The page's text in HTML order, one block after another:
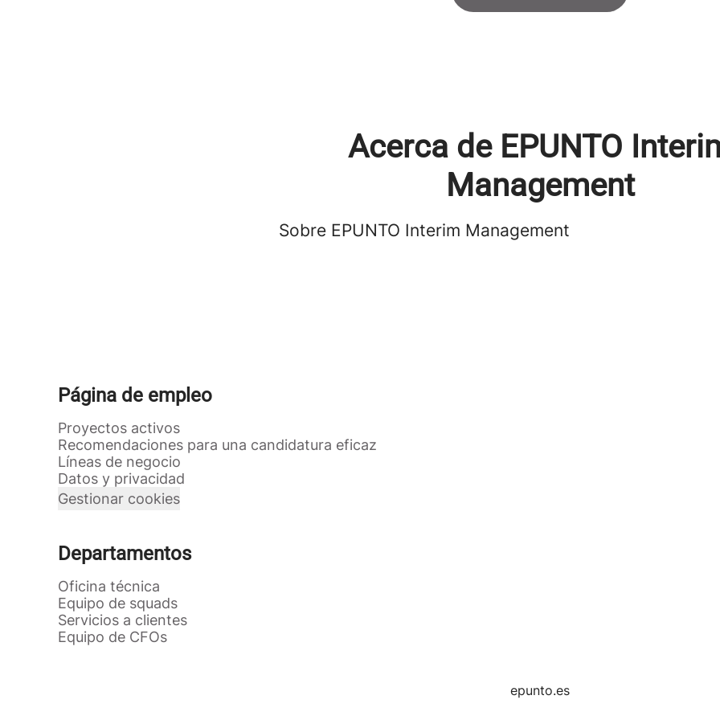
Acerca de EPUNTO
Management
Sobre EPUNTO Interim Management
Página de empleo
Proyectos activos
Recomendaciones para una candidatura eficaz
Líneas de negocio
Datos y privacidad
Gestionar cookies
Departamentos
Oficina técnica
Equipo de squads
Servicios a clientes
Equipo de CFOs
epunto.es